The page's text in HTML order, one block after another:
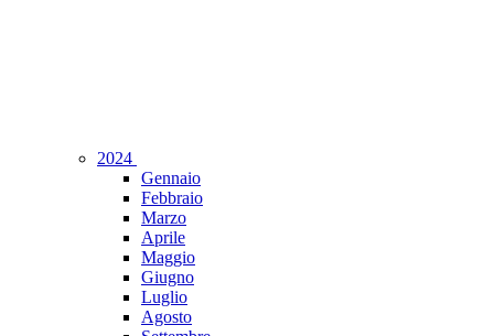
2024
Gennaio
Febbraio
Marzo
Aprile
Maggio
Giugno
Luglio
Agosto